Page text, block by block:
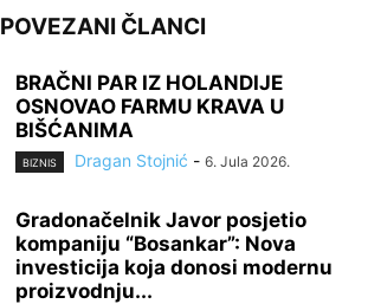
POVEZANI ČLANCI
BRAČNI PAR IZ HOLANDIJE
OSNOVAO FARMU KRAVA U
BIŠĆANIMA
BIZNIS Dragan Stojnić - 6. Jula 2026.
Gradonačelnik Javor posjetio
kompaniju “Bosankar”: Nova
investicija koja donosi modernu
proizvodnju...